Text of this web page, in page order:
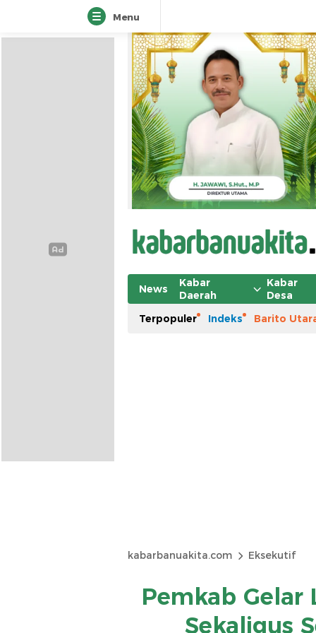
Menu
News
Kabar
Daerah
Kabar
Desa
Terpopuler
Indeks Barito
kabarbanuakita.com Eksekutif
Pemkab Gelar
Sekaligus